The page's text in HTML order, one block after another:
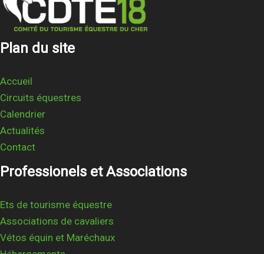
Plan du site
Accueil
Circuits équestres
Calendrier
Actualités
Contact
Professionels et Associations
Ets de tourisme équestre
Associations de cavaliers
Vétos équin et Maréchaux